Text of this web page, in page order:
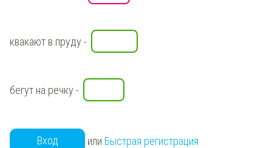
квакают в пруду -
бегут на речку -
Вход или Быстрая регистрация